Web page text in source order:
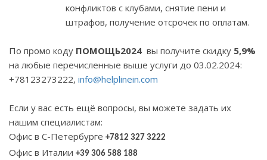
конфликтов с клубами, снятие пени и
штрафов, получение отсрочек по оплатам.
По промо коду ПОМОЩЬ2024 вы получите скидку 5,9%
на любые перечисленные выше услуги до 03.02.2024:
+78123273222, info@helplinein.com
Если у вас есть ещё вопросы, вы можете задать их
нашим специалистам:
Офис в С-Петербурге +7812 327 3222
Офис в Италии +39 306 588 188